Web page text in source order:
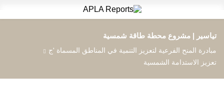
تياسير | مشروع محطة طاقة شمسية
مبادرة المنح الفرعية لتعزيز التنمية في المناطق المسماة 'ج
تعزيز الاستدامة الشمسية